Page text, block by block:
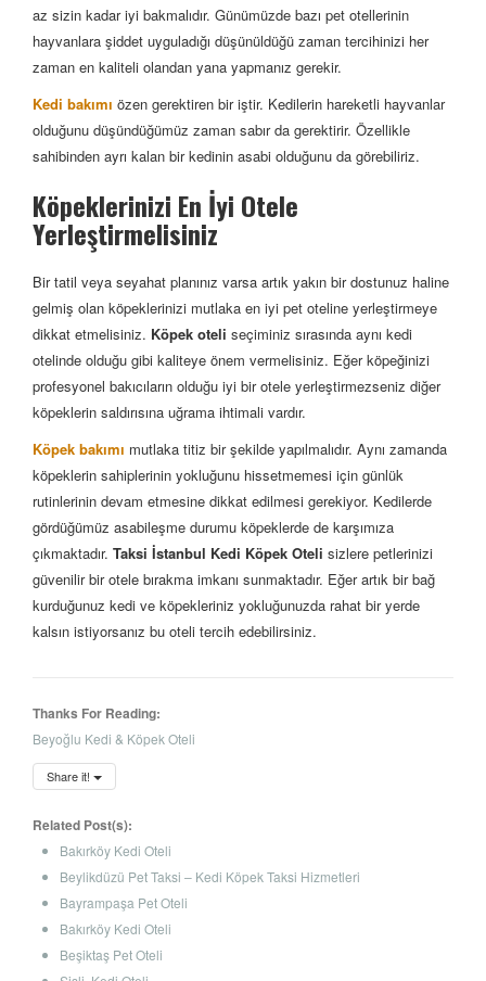
az sizin kadar iyi bakmalıdır. Günümüzde bazı pet otellerinin
hayvanlara şiddet uyguladığı düşünüldüğü zaman tercihinizi her
zaman en kaliteli olandan yana yapmanız gerekir.
Kedi bakımı özen gerektiren bir iştir. Kedilerin hareketli hayvanlar
olduğunu düşündüğümüz zaman sabır da gerektirir. Özellikle
sahibinden ayrı kalan bir kedinin asabi olduğunu da görebiliriz.
Köpeklerinizi En İyi Otele
Yerleştirmelisiniz
Bir tatil veya seyahat planınız varsa artık yakın bir dostunuz haline
gelmiş olan köpeklerinizi mutlaka en iyi pet oteline yerleştirmeye
dikkat etmelisiniz. Köpek oteli seçiminiz sırasında aynı kedi
otelinde olduğu gibi kaliteye önem vermelisiniz. Eğer köpeğinizi
profesyonel bakıcıların olduğu iyi bir otele yerleştirmezseniz diğer
köpeklerin saldırısına uğrama ihtimali vardır.
Köpek bakımı mutlaka titiz bir şekilde yapılmalıdır. Aynı zamanda
köpeklerin sahiplerinin yokluğunu hissetmemesi için günlük
rutinlerinin devam etmesine dikkat edilmesi gerekiyor. Kedilerde
gördüğümüz asabileşme durumu köpeklerde de karşımıza
çıkmaktadır. Taksi İstanbul Kedi Köpek Oteli sizlere petlerinizi
güvenilir bir otele bırakma imkanı sunmaktadır. Eğer artık bir bağ
kurduğunuz kedi ve köpekleriniz yokluğunuzda rahat bir yerde
kalsın istiyorsanız bu oteli tercih edebilirsiniz.
Thanks For Reading:
Beyoğlu Kedi & Köpek Oteli
Share it!
Related Post(s):
Bakırköy Kedi Oteli
Beylikdüzü Pet Taksi – Kedi Köpek Taksi Hizmetleri
Bayrampaşa Pet Oteli
Bakırköy Kedi Oteli
Beşiktaş Pet Oteli